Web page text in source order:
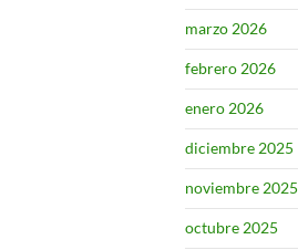
marzo 2026
febrero 2026
enero 2026
diciembre 2025
noviembre 2025
octubre 2025